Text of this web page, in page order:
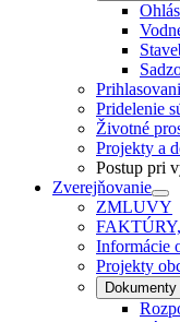
Pridelenie
Životné
Projekty a
Postup pri
Zverejňovanie
ZMLUVY
Informácie
Projekty